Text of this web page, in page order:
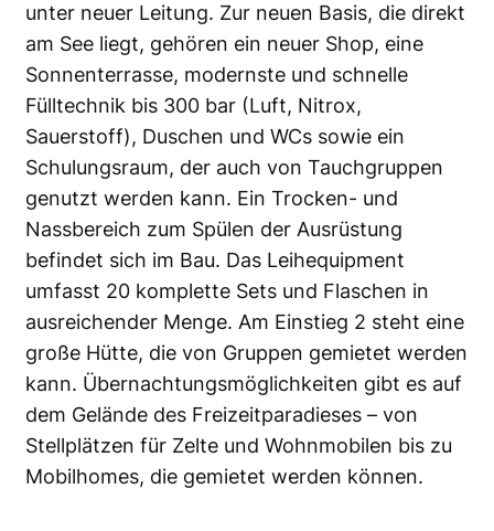
unter neuer Leitung. Zur neuen Basis, die direkt
am See liegt, gehören ein neuer Shop, eine
Sonnenterrasse, modernste und schnelle
Fülltechnik bis 300 bar (Luft, Nitrox,
Sauerstoff), Duschen und WCs sowie ein
Schulungsraum, der auch von Tauchgruppen
genutzt werden kann. Ein Trocken- und
Nassbereich zum Spülen der Ausrüstung
befindet sich im Bau. Das Leihequipment
umfasst 20 komplette Sets und Flaschen in
ausreichender Menge. Am Einstieg 2 steht eine
große Hütte, die von Gruppen gemietet werden
kann. Übernachtungsmöglichkeiten gibt es auf
dem Gelände des Freizeitparadieses – von
Stellplätzen für Zelte und Wohnmobilen bis zu
Mobilhomes, die gemietet werden können.